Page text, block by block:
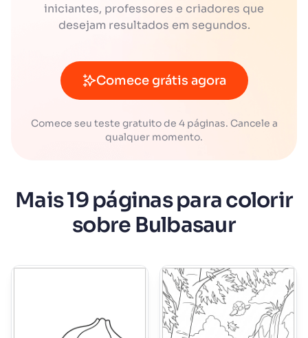
iniciantes, professores e criadores que
desejam resultados em segundos.
Comece grátis agora
Comece seu teste gratuito de 4 páginas. Cancele a
qualquer momento.
Mais 19 páginas para colorir
sobre Bulbasaur